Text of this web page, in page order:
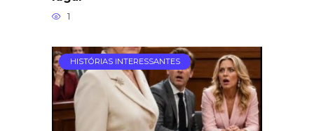
1
HISTÓRIAS INTERESSANTES